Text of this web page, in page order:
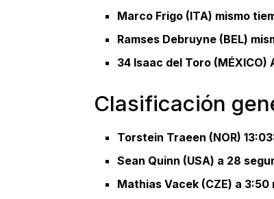
Marco Frigo (ITA) mismo
Ramses Debruyne (BEL)
34 Isaac del Toro
Clasificación
Torstein Traeen (NOR)
Sean Quinn (USA) a 28
Mathias Vacek (CZE) a